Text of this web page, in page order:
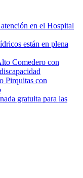
en el Hospital
están en plena
Comedero con
Pirquitas con
gratuita para las